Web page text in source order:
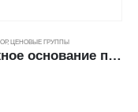
, ЦЕНОВЫЕ ГРУППЫ
Круг ТАРГ абразивный, бумажное основание под липучку, зерно 100 (125мм/5шт)